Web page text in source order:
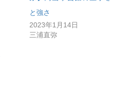
と強さ
2023年1月14日
三浦直弥